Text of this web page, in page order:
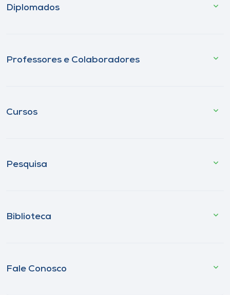
Diplomados
Professores e Colaboradores
Cursos
Pesquisa
Biblioteca
Fale Conosco